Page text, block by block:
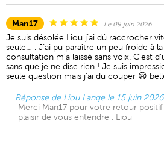
Man17 Le 09 juin 2026
Je suis désolée Liou j’ai dû raccrocher
seule… . J’ai pu paraître un peu froide à
consultation m’a laissé sans voix. C’est
sans que je ne dise rien ! Je suis
seule question mais j’ai du couper 😢
Réponse de Liou Lange le 15 juin 2026
Merci Man17 pour votre retour
plaisir de vous entendre . Liou